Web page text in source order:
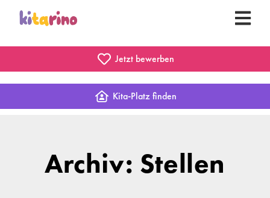
Jetzt bewerben
Kita-Platz finden
Archiv: Stellen